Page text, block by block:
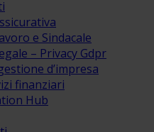
e Sindacale
– Privacy Gdpr
d’impresa
finanziari
Hub